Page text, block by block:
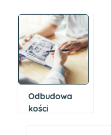
Odbudowa
kości